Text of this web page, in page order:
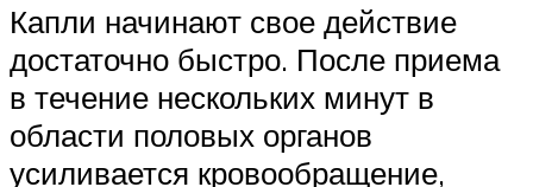
Капли начинают свое действие
достаточно быстро. После приема
в течение нескольких минут в
области половых органов
усиливается кровообращение,